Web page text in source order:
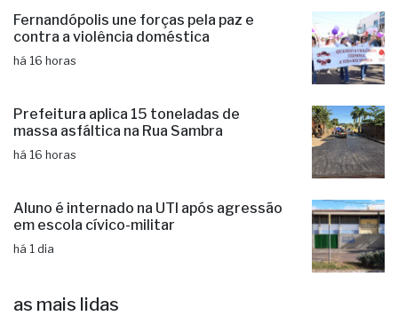
Fernandópolis une forças pela paz e
contra a violência doméstica
há 16 horas
Prefeitura aplica 15 toneladas de
massa asfáltica na Rua Sambra
há 16 horas
Aluno é internado na UTI após agressão
em escola cívico-militar
há 1 dia
as mais lidas